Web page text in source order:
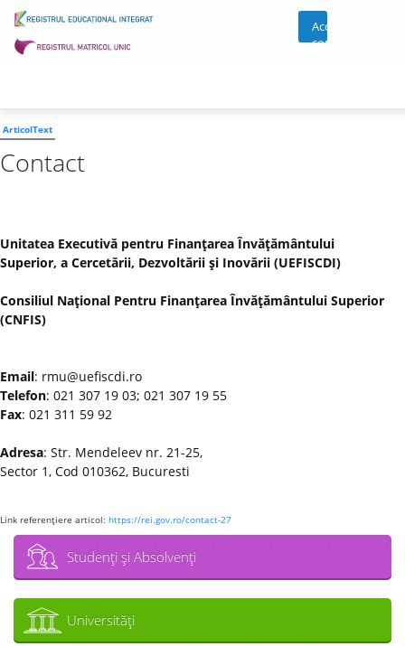
Acces
cont
ArticolText
Contact
Unitatea Executivă pentru Finanţarea Învăţământului
Superior, a Cercetării, Dezvoltării şi Inovării (UEFISCDI)
Consiliul Naţional Pentru Finanţarea Învăţământului Superior
(CNFIS)
Email: rmu@uefiscdi.ro
Telefon: 021 307 19 03; 021 307 19 55
Fax: 021 311 59 92
Adresa: Str. Mendeleev nr. 21-25,
Sector 1, Cod 010362, Bucuresti
Link referenţiere articol: https://rei.gov.ro/contact-27
Studenţi şi Absolvenţi
Universităţi